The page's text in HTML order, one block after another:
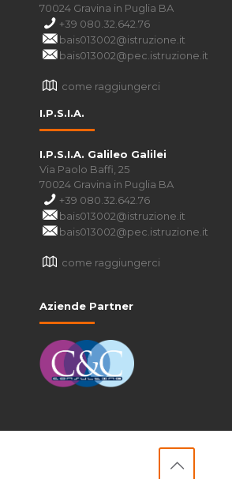
70024 Gravina in Puglia BA
+39 080.32.642.76
bais013002@istruzione.it
bais013002@pec.istruzione.it
come raggiungerci
I.P.S.I.A.
I.P.S.I.A. Galileo Galilei
Via Paolo Baffi, 25
70024 Gravina in Puglia BA
+39 080.32.642.76
bais013002@istruzione.it
bais013002@pec.istruzione.it
come raggiungerci
Aziende Partner